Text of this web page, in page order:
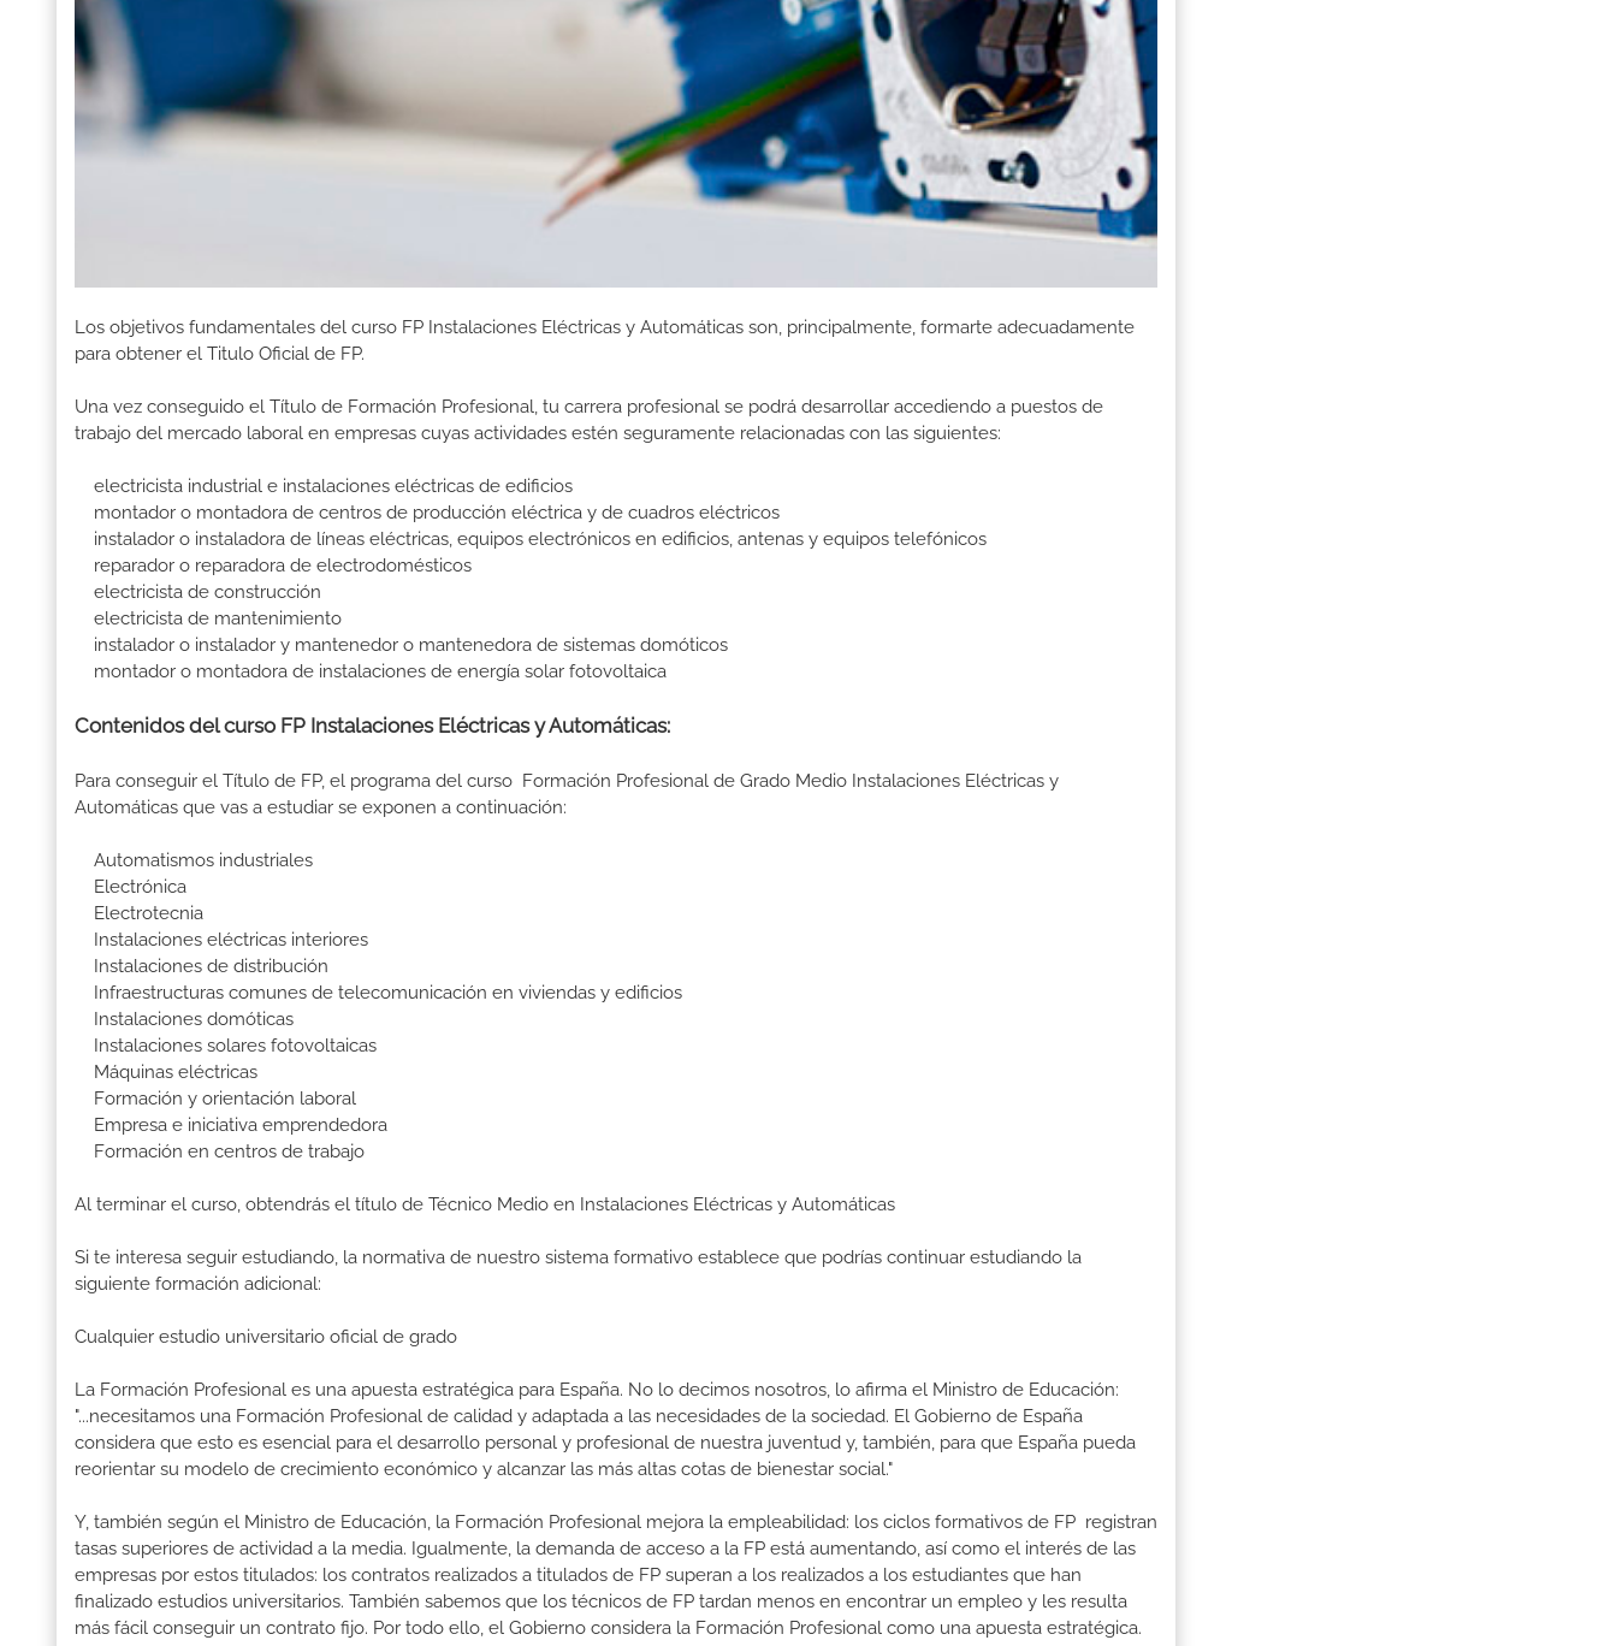
Los objetivos fundamentales del curso FP Instalaciones Eléctricas y Automáticas son, principalmente, formarte adecuadamente
para obtener el Titulo Oficial de FP.
Una vez conseguido el Título de Formación Profesional, tu carrera profesional se podrá desarrollar accediendo a puestos de
trabajo del mercado laboral en empresas cuyas actividades estén seguramente relacionadas con las siguientes:
electricista industrial e instalaciones eléctricas de edificios
montador o montadora de centros de producción eléctrica y de cuadros eléctricos
instalador o instaladora de líneas eléctricas, equipos electrónicos en edificios, antenas y equipos telefónicos
reparador o reparadora de electrodomésticos
electricista de construcción
electricista de mantenimiento
instalador o instalador y mantenedor o mantenedora de sistemas domóticos
montador o montadora de instalaciones de energía solar fotovoltaica
Contenidos del curso FP Instalaciones Eléctricas y Automáticas:
Para conseguir el Título de FP, el programa del curso Formación Profesional de Grado Medio Instalaciones Eléctricas y
Automáticas que vas a estudiar se exponen a continuación:
Automatismos industriales
Electrónica
Electrotecnia
Instalaciones eléctricas interiores
Instalaciones de distribución
Infraestructuras comunes de telecomunicación en viviendas y edificios
Instalaciones domóticas
Instalaciones solares fotovoltaicas
Máquinas eléctricas
Formación y orientación laboral
Empresa e iniciativa emprendedora
Formación en centros de trabajo
Al terminar el curso, obtendrás el título de Técnico Medio en Instalaciones Eléctricas y Automáticas
Si te interesa seguir estudiando, la normativa de nuestro sistema formativo establece que podrías continuar estudiando la
siguiente formación adicional:
Cualquier estudio universitario oficial de grado
La Formación Profesional es una apuesta estratégica para España. No lo decimos nosotros, lo afirma el Ministro de Educación:
"...necesitamos una Formación Profesional de calidad y adaptada a las necesidades de la sociedad. El Gobierno de España
considera que esto es esencial para el desarrollo personal y profesional de nuestra juventud y, también, para que España pueda
reorientar su modelo de crecimiento económico y alcanzar las más altas cotas de bienestar social."
Y, también según el Ministro de Educación, la Formación Profesional mejora la empleabilidad: los ciclos formativos de FP registran
tasas superiores de actividad a la media. Igualmente, la demanda de acceso a la FP está aumentando, así como el interés de las
empresas por estos titulados: los contratos realizados a titulados de FP superan a los realizados a los estudiantes que han
finalizado estudios universitarios. También sabemos que los técnicos de FP tardan menos en encontrar un empleo y les resulta
más fácil conseguir un contrato fijo. Por todo ello, el Gobierno considera la Formación Profesional como una apuesta estratégica.